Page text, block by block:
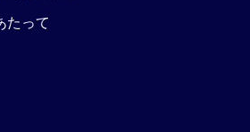
たって